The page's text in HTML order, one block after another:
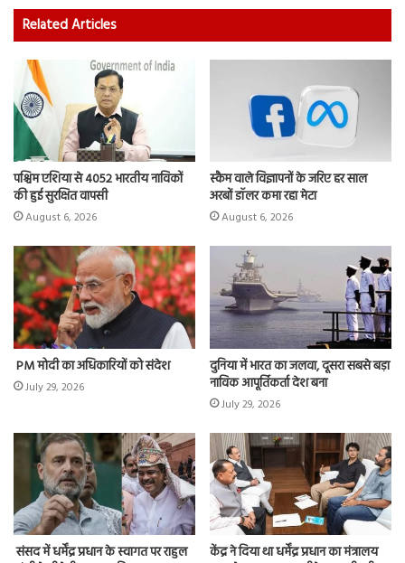
Related Articles
पश्चिम एशिया से 4052 भारतीय नाविकों
की हुई सुरक्षित वापसी
August 6, 2026
स्कैम वाले विज्ञापनों के जरिए हर साल
अरबों डॉलर कमा रहा मेटा
August 6, 2026
PM मोदी का अधिकारियों को संदेश
July 29, 2026
दुनिया में भारत का जलवा, दूसरा सबसे बड़ा
नाविक आपूर्तिकर्ता देश बना
July 29, 2026
संसद में धर्मेंद्र प्रधान के स्वागत पर राहुल
केंद्र ने दिया था धर्मेंद्र प्रधान का मंत्रालय